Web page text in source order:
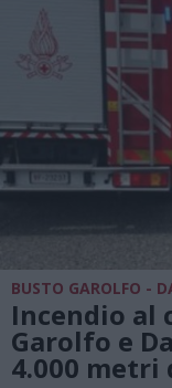
BUSTO GAROLFO -
Incendio al
Garolfo e
4.000 metri